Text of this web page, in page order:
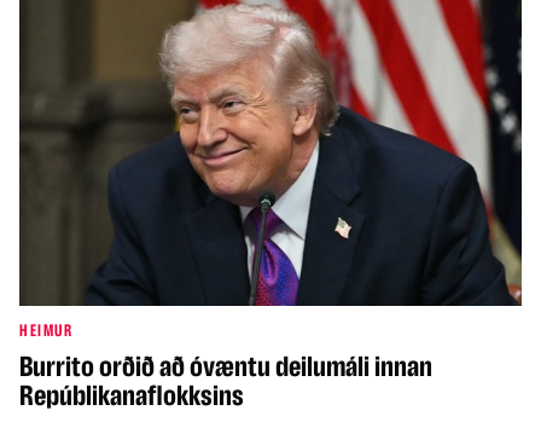
HEIMUR
Burrito orðið að óvæntu deilumáli innan
Repúblikanaflokksins